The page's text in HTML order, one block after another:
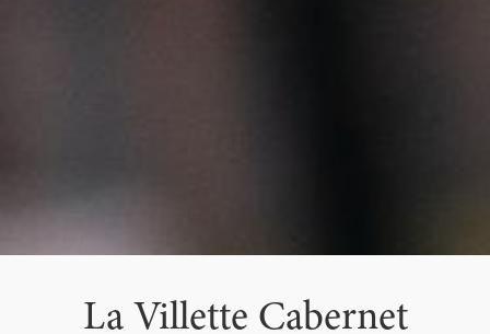
La Villette Cabernet